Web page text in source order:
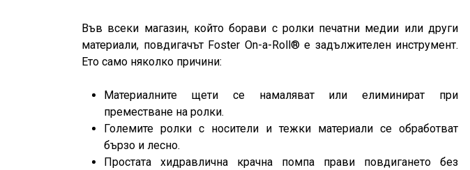
Във всеки магазин, който борави с ролки печатни медии или други
материали, повдигачът Foster On-a-Roll® е задължителен инструмент.
Ето само няколко причини:
Материалните щети се намаляват или елиминират при
преместване на ролки.
Големите ролки с носители и тежки материали се обработват
бързо и лесно.
Простата хидравлична крачна помпа прави повдигането без